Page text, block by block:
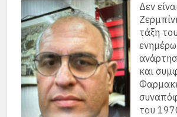
Δεν
τάξη
και
του